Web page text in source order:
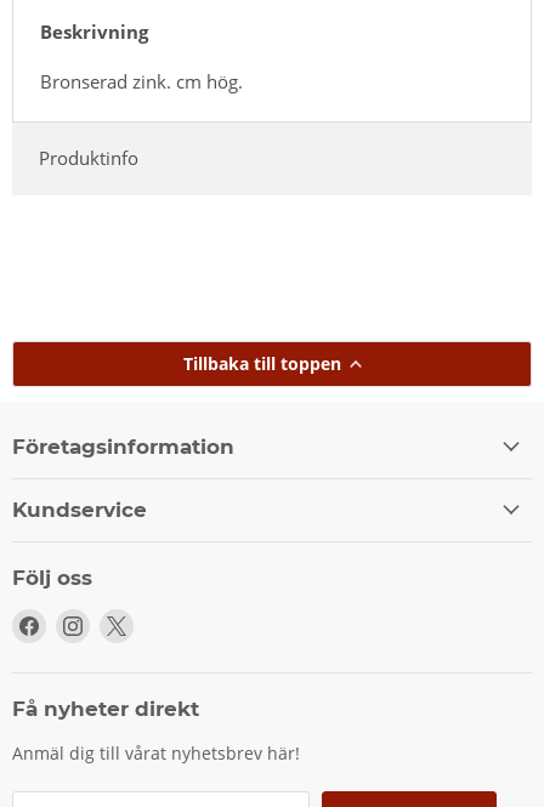
Beskrivning
Bronserad zink. cm hög.
Produktinfo
Tillbaka till toppen
Företagsinformation
Kundservice
Följ oss
Följ
Facebook
Följ
Instagram
X
Få nyheter direkt
Anmäl dig till vårat nyhetsbrev här!